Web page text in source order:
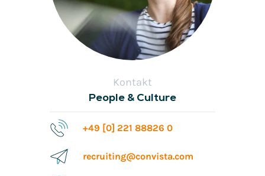
Kontakt
People & Culture
+49 [0] 221 88826 0
recruiting@convista.com